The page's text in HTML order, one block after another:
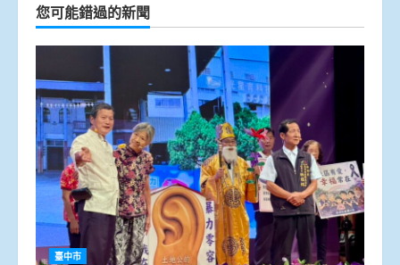
您可能錯過的新聞
臺中市